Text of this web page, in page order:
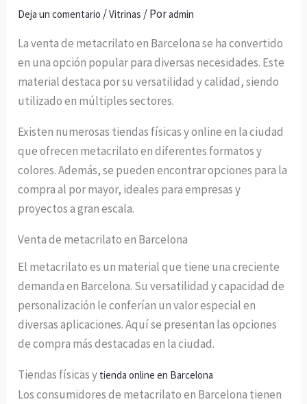
Deja un comentario /Vitrinas / Poradmin
La venta de metacrilato en Barcelona se ha convertido
en una opción popular para diversas necesidades. Este
material destaca por su versatilidad y calidad, siendo
utilizado en múltiples sectores.
Existen numerosas tiendas físicas y online en la ciudad
que ofrecen metacrilato en diferentes formatos y
colores. Además, se pueden encontrar opciones para la
compra al por mayor, ideales para empresas y
proyectos a gran escala.
Venta de metacrilato en Barcelona
El metacrilato es un material que tiene una creciente
demanda en Barcelona. Su versatilidad y capacidad de
personalización le conferían un valor especial en
diversas aplicaciones. Aquí se presentan las opciones
de compra más destacadas en la ciudad.
Tiendas físicas y tienda online en Barcelona
Los consumidores de metacrilato en Barcelona tienen